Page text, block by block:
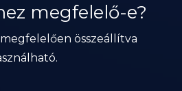
megfelelő-e?
összeállítva